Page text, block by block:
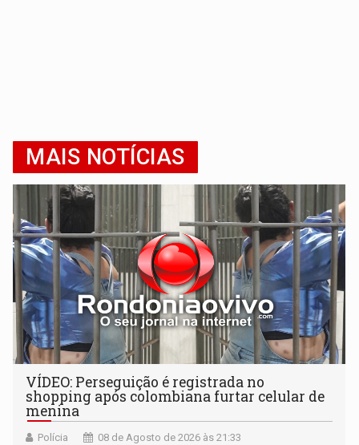
MAIS NOTÍCIAS
VÍDEO: Perseguição é registrada no
shopping após colombiana furtar celular de
menina
Polícia 08 de Agosto de 2026 às 21:33